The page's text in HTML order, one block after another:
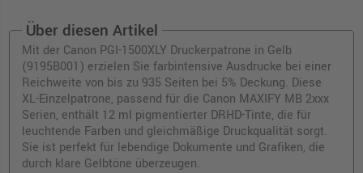
Über diesen Artikel
Mit der Canon PGI-1500XLY Druckerpatrone in Gelb
(9195B001) erzielen Sie farbintensive Ausdrucke bei einer
Reichweite von bis zu 935 Seiten bei 5% Deckung. Diese
XL-Einzelpatrone, passend für die Canon MAXIFY MB 2xxx
Serien, enthält 12 ml pigmentierter DRHD-Tinte, die für
leuchtende Farben und gleichmäßige Druckqualität sorgt.
Sie ist perfekt für lebendige Dokumente und Grafiken, die
durch klare Gelbtöne überzeugen.